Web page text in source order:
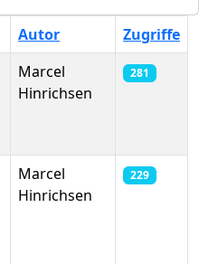
Autor
Zugriffe
Marcel
Hinrichsen
281
Marcel
Hinrichsen
229